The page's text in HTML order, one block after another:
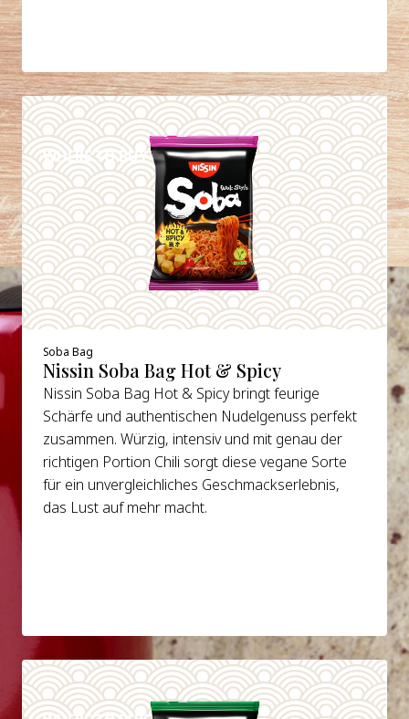
WHERE TO BUY
DETAILS
Soba Bag
Nissin Soba Bag Hot & Spicy
Nissin Soba Bag Hot & Spicy bringt feurige
Schärfe und authentischen Nudelgenuss perfekt
zusammen. Würzig, intensiv und mit genau der
richtigen Portion Chili sorgt diese vegane Sorte
für ein unvergleichliches Geschmackserlebnis,
das Lust auf mehr macht.
DETAILS